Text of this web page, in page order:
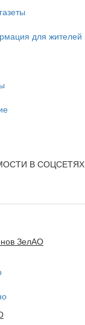
для жителей
В СОЦСЕТЯХ
ЗелАО